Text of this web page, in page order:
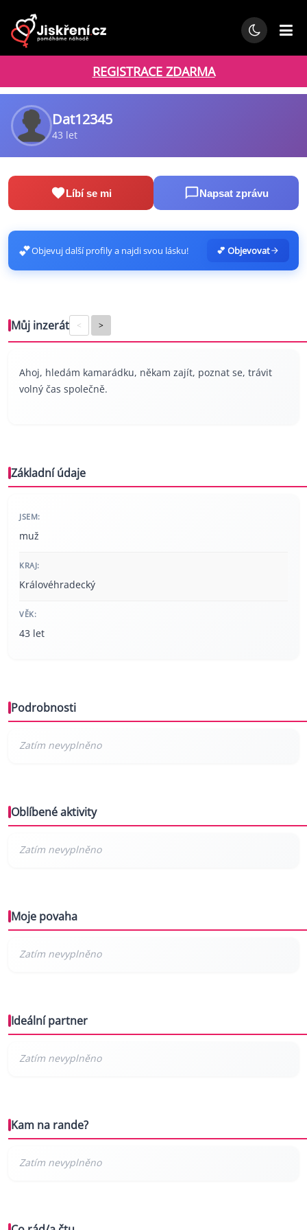
REGISTRACE ZDARMA
Dat12345
43 let
Líbí se mi Napsat zprávu
💕Objevuj další profily a najdi svou lásku! 💕 Objevovat
Můj inzerát < >
Ahoj, hledám kamarádku, někam zajít, poznat se, trávit
volný čas společně.
Základní údaje
JSEM:
muž
KRAJ:
Královéhradecký
VĚK:
43 let
Podrobnosti
Oblíbené aktivity
Moje povaha
Ideální partner
Kam na rande?